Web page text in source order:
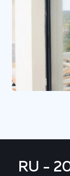
RU -